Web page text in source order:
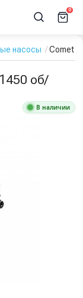
0
насосы Comet
об/
В наличии